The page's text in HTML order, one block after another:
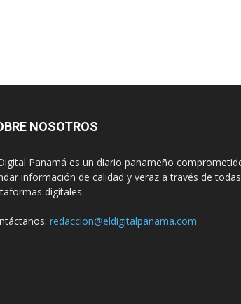
NOSOTROS
Panamá es un diario panameño
información de calidad y veraz a través de
digitales.
redaccion@eldigitalpanama.com